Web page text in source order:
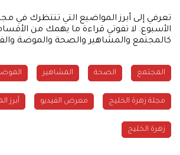
تعرفي إلى أبرز المواضيع التي تنتظرك في
الأسبوع. لا تفوتي قراءة ما يهمك من
كالمجتمع والمشاهير والصحة والموضة
المجتمع الصحة المشاهير
مجلة زهرة الخليج معرض الفيديو أبرز
زهرة الخليج